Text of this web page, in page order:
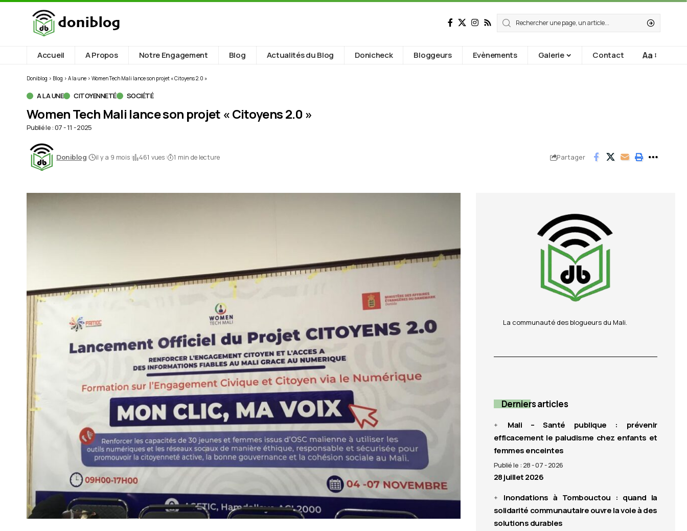
Accueil A Propos Notre Engagement Blog Actualités du Blog Donicheck Bloggeurs Evènements Galerie Contact Aa
Doniblog > Blog > A la une > Women Tech Mali lance son projet « Citoyens 2.0 »
A LA UNE CITOYENNETÉ SOCIÉTÉ
Women Tech Mali lance son projet « Citoyens 2.0 »
Publié le : 07 - 11 - 2025
Doniblog il y a 9 mois 461 vues 1 min de lecture Partager
La communauté des blogueurs du Mali.
Derniers articles
Mali – Santé publique : prévenir
efficacement le paludisme chez enfants et
femmes enceintes
Publié le : 28 - 07 - 2026
28 juillet 2026
Inondations à Tombouctou : quand la
solidarité communautaire ouvre la voie à des
solutions durables